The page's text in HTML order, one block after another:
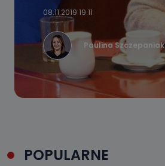
08.11.2019 19:11
Paulina Szczepaniak
POPULARNE